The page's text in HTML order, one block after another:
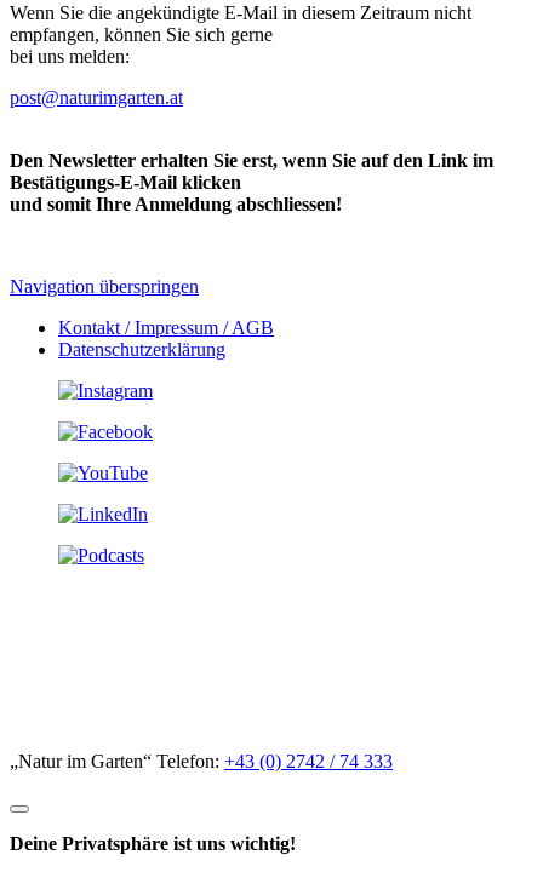
Wenn Sie die angekündigte E-Mail in diesem Zeitraum nicht
empfangen, können Sie sich gerne
bei uns melden:
post@naturimgarten.at
Den Newsletter erhalten Sie erst, wenn Sie auf den Link im
Bestätigungs-E-Mail klicken
und somit Ihre Anmeldung abschliessen!
Navigation überspringen
Kontakt / Impressum / AGB
Datenschutzerklärung
„Natur im Garten“ Telefon: +43 (0) 2742 / 74 333
Deine Privatsphäre ist uns wichtig!